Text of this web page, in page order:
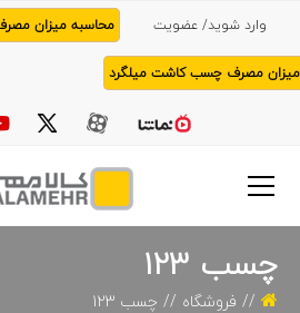
وارد شوید/ عضویت محاسبه میزان
میزان مصرف چسب کاشت میلگرد
چسب 123
فروشگاه چسب 123